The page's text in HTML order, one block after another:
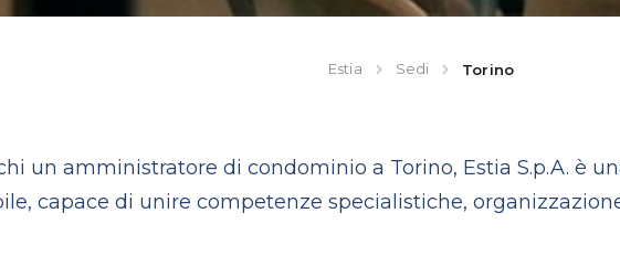
Estia Sedi Torino
un amministratore di condominio a Torino, Estia S.p.A. è
capace di unire competenze specialistiche,